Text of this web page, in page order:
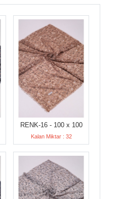
RENK-16 - 100 x 100
Kalan Miktar : 32